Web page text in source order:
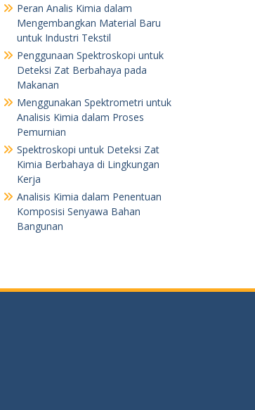
Peran Analis Kimia dalam
Mengembangkan Material Baru
untuk Industri Tekstil
Penggunaan Spektroskopi untuk
Deteksi Zat Berbahaya pada
Makanan
Menggunakan Spektrometri untuk
Analisis Kimia dalam Proses
Pemurnian
Spektroskopi untuk Deteksi Zat
Kimia Berbahaya di Lingkungan
Kerja
Analisis Kimia dalam Penentuan
Komposisi Senyawa Bahan
Bangunan